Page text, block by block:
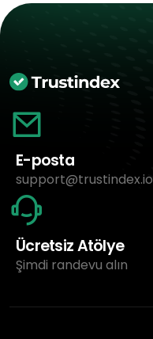
E-posta
support@trustindex.io
Ücretsiz Atölye
Şimdi randevu alın